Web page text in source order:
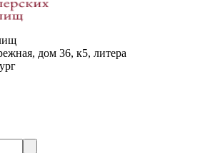
дом 36, к5, литера